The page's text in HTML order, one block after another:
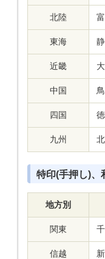
北陸
東海
近畿
中国
四国
九州
特印(手押し)、
地方別
関東
信越